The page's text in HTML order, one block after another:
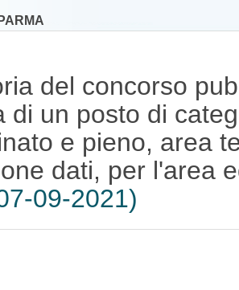
del concorso
di un posto di
e pieno, area
dati, per l'area
09-2021)